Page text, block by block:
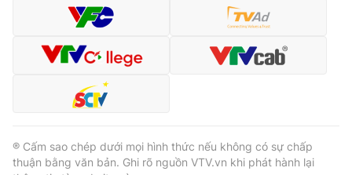
Video Shorts video
VTV Money
VTV Sức khoẻ Bất động sản
® Cấm sao chép dưới mọi hình thức nếu không có sự chấp
thuận bằng văn bản. Ghi rõ nguồn VTV.vn khi phát hành lại